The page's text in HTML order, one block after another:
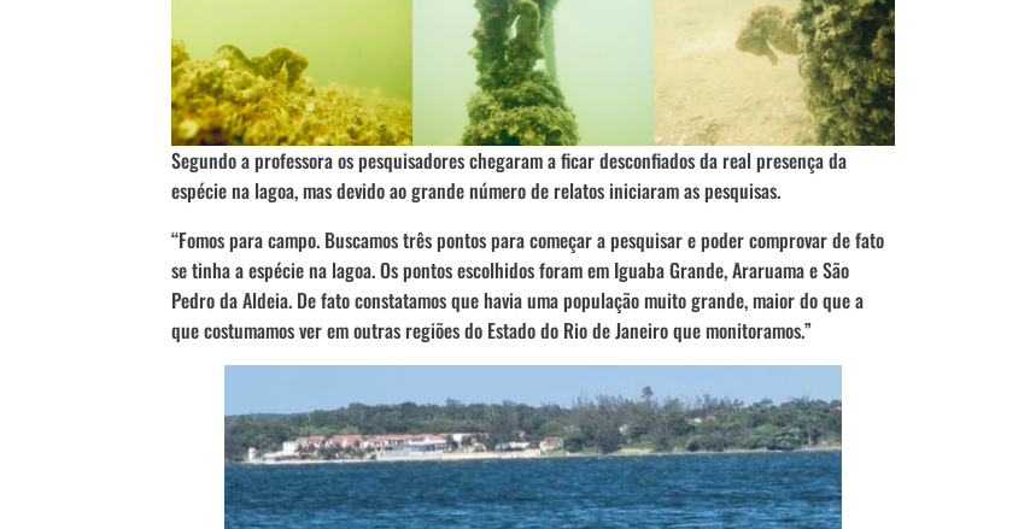
Segundo a professora os pesquisadores chegaram a ficar desconfiados da real presença da
espécie na lagoa, mas devido ao grande número de relatos iniciaram as pesquisas.
“Fomos para campo. Buscamos três pontos para começar a pesquisar e poder comprovar de fato
se tinha a espécie na lagoa. Os pontos escolhidos foram em Iguaba Grande, Araruama e São
Pedro da Aldeia. De fato constatamos que havia uma população muito grande, maior do que a
que costumamos ver em outras regiões do Estado do Rio de Janeiro que monitoramos.”